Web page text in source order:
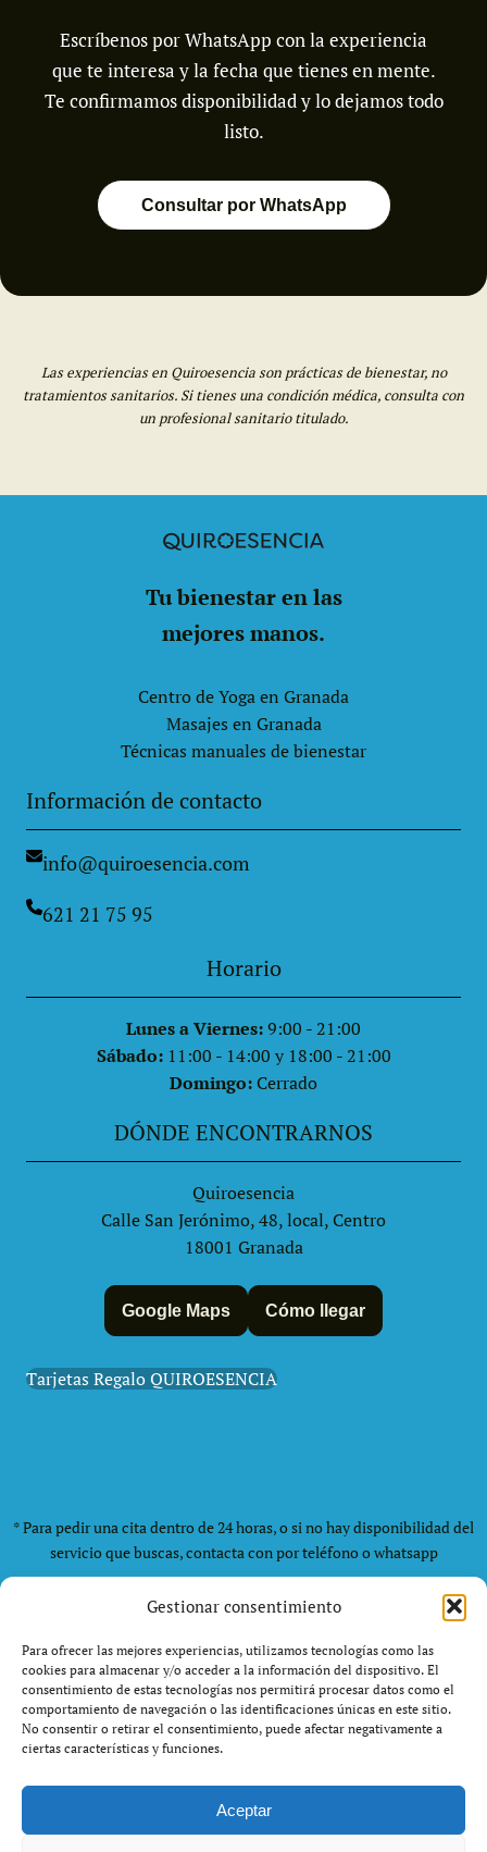
Gestionar consentimiento
Para ofrecer las mejores experiencias, utilizamos tecnologías como las
cookies para almacenar y/o acceder a la información del dispositivo. El
consentimiento de estas tecnologías nos permitirá procesar datos como el
comportamiento de navegación o las identificaciones únicas en este sitio.
No consentir o retirar el consentimiento, puede afectar negativamente a
ciertas características y funciones.
Aceptar
Escríbenos por WhatsApp con la experiencia
que te interesa y la fecha que tienes en mente.
Te confirmamos disponibilidad y lo dejamos todo
listo.
Consultar por WhatsApp
Las experiencias en Quiroesencia son prácticas de bienestar, no
tratamientos sanitarios. Si tienes una condición médica, consulta con
un profesional sanitario titulado.
Tu bienestar en las
mejores manos.
Centro de Yoga en Granada
Masajes en Granada
Técnicas manuales de bienestar
Información de contacto
info@quiroesencia.com
621 21 75 95
Horario
Lunes a Viernes: 9:00 - 21:00
Sábado:11:00 - 14:00 y 18:00 - 21:00
Domingo: Cerrado
DÓNDE ENCONTRARNOS
Quiroesencia
Calle San Jerónimo, 48, local, Centro
18001 Granada
Google Maps Cómo llegar
Tarjetas Regalo QUIROESENCIA
* Para pedir una cita dentro de 24 horas, o si no hay disponibilidad del
servicio que buscas, contacta con por teléfono o whatsapp
exclusivamente en elbienestar y cuidado corporal
estético. No realizamos tratamientos médicos,
fisioterapéuticos ni diagnósticos de salud. La
información de nuestro blog es solo para fines
informativos y no sustituye el consejo de un profesional
sanitario.